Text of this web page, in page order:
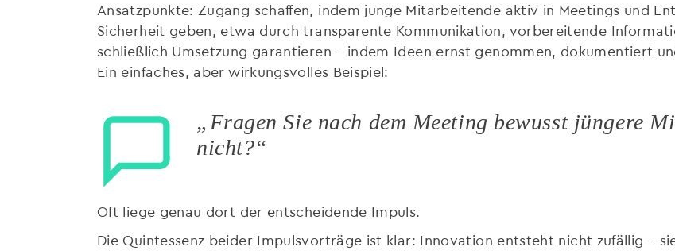
Ansatzpunkte: Zugang schaffen, indem junge Mitarbeitende aktiv in Meetings und
Sicherheit geben, etwa durch transparente Kommunikation, vorbereitende
schließlich Umsetzung garantieren – indem Ideen ernst genommen, dokumentiert
Ein einfaches, aber wirkungsvolles Beispiel:
„Fragen Sie nach dem Meeting bewusst jüngere
nicht?“
Oft liege genau dort der entscheidende Impuls.
Die Quintessenz beider Impulsvorträge ist klar: Innovation entsteht nicht zufällig –